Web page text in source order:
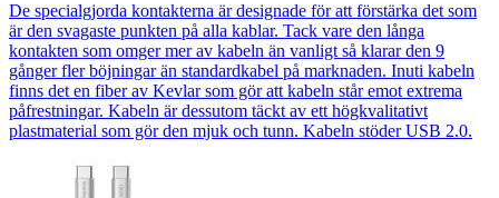
De specialgjorda kontakterna är designade för att förstärka det som
är den svagaste punkten på alla kablar. Tack vare den långa
kontakten som omger mer av kabeln än vanligt så klarar den 9
gånger fler böjningar än standardkabel på marknaden. Inuti kabeln
finns det en fiber av Kevlar som gör att kabeln står emot extrema
påfrestningar. Kabeln är dessutom täckt av ett högkvalitativt
plastmaterial som gör den mjuk och tunn. Kabeln stöder USB 2.0.